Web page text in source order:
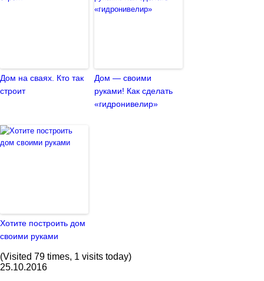
Дом на сваях. Кто так
строит
Дом — своими
руками! Как сделать
«гидронивелир»
Хотите построить дом
своими руками
(Visited 79 times, 1 visits today)
25.10.2016